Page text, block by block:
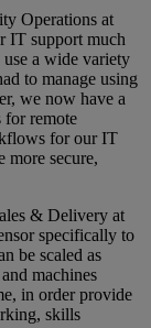
Operations at
IT support much
a wide variety
to manage using
we now have a
for remote
for our IT
more secure,
& Delivery at
specifically to
be scaled as
machines
in order provide
skills